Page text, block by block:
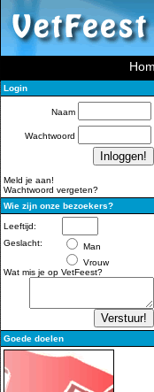
Login
Naam
Wachtwoord
Meld je aan!
Wachtwoord vergeten?
Wie zijn onze bezoekers?
Leeftijd:
Geslacht:
Man
Vrouw
Wat mis je op VetFeest?
Goede doelen